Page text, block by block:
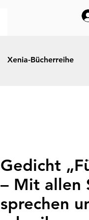
Xenia-Bücherreihe
Gedicht
– Mit allen
sprechen